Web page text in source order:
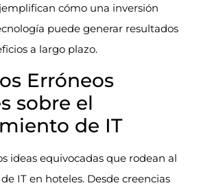
cómo una inversión
puede generar resultados
a largo plazo.
Erróneos
sobre el
de IT
ideas equivocadas que rodean al
IT en hoteles. Desde creencias